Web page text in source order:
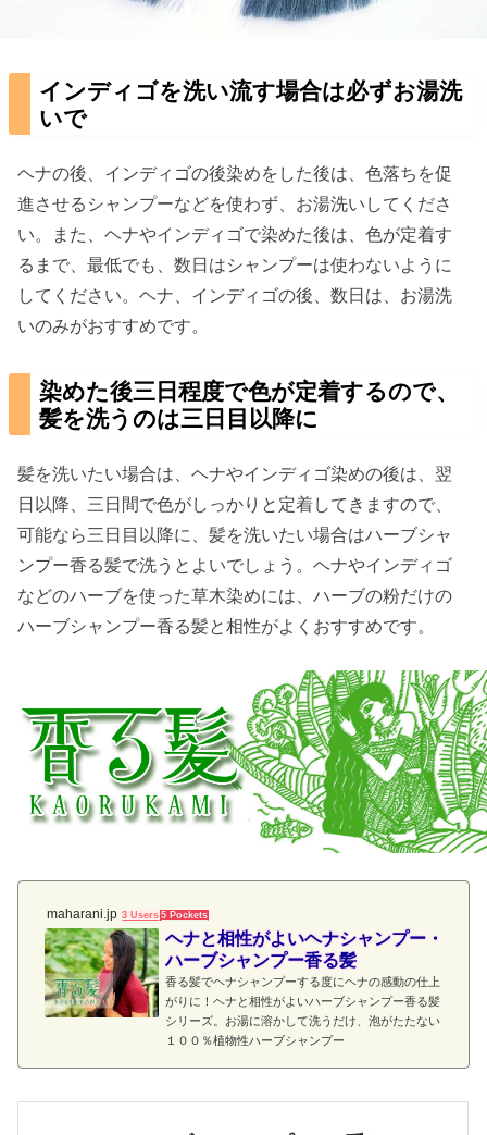
インディゴを洗い流す場合は必ずお湯洗
いで
ヘナの後、インディゴの後染めをした後は、色落ちを促
進させるシャンプーなどを使わず、お湯洗いしてくださ
い。また、ヘナやインディゴで染めた後は、色が定着す
るまで、最低でも、数日はシャンプーは使わないように
してください。ヘナ、インディゴの後、数日は、お湯洗
いのみがおすすめです。
染めた後三日程度で色が定着するので、
髪を洗うのは三日目以降に
髪を洗いたい場合は、ヘナやインディゴ染めの後は、翌
日以降、三日間で色がしっかりと定着してきますので、
可能なら三日目以降に、髪を洗いたい場合はハーブシャ
ンプー香る髪で洗うとよいでしょう。ヘナやインディゴ
などのハーブを使った草木染めには、ハーブの粉だけの
ハーブシャンプー香る髪と相性がよくおすすめです。
maharani.jp 3 Users 5 Pockets
ヘナと相性がよいヘナシャンプー・
ハーブシャンプー香る髪
香る髪でヘナシャンプーする度にヘナの感動の仕上
がりに！ヘナと相性がよいハーブシャンプー香る髪
シリーズ。お湯に溶かして洗うだけ、泡がたたない
１００％植物性ハーブシャンプー